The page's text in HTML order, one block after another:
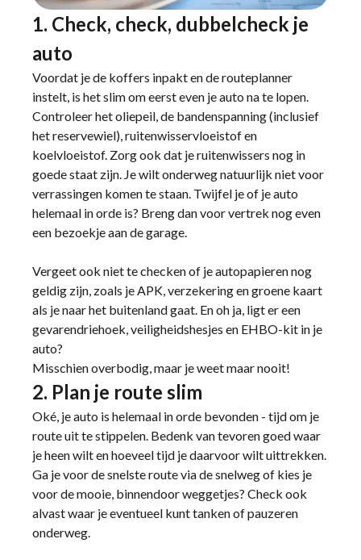
1. Check, check, dubbelcheck je
auto
Voordat je de koffers inpakt en de routeplanner
instelt, is het slim om eerst even je auto na te lopen.
Controleer het oliepeil, de bandenspanning (inclusief
het reservewiel), ruitenwisservloeistof en
koelvloeistof. Zorg ook dat je ruitenwissers nog in
goede staat zijn. Je wilt onderweg natuurlijk niet voor
verrassingen komen te staan. Twijfel je of je auto
helemaal in orde is? Breng dan voor vertrek nog even
een bezoekje aan de garage.
Vergeet ook niet te checken of je autopapieren nog
geldig zijn, zoals je APK, verzekering en groene kaart
als je naar het buitenland gaat. En oh ja, ligt er een
gevarendriehoek, veiligheidshesjes en EHBO-kit in je
auto?
Misschien overbodig, maar je weet maar nooit!
2. Plan je route slim
Oké, je auto is helemaal in orde bevonden - tijd om je
route uit te stippelen. Bedenk van tevoren goed waar
je heen wilt en hoeveel tijd je daarvoor wilt uittrekken.
Ga je voor de snelste route via de snelweg of kies je
voor de mooie, binnendoor weggetjes? Check ook
alvast waar je eventueel kunt tanken of pauzeren
onderweg.